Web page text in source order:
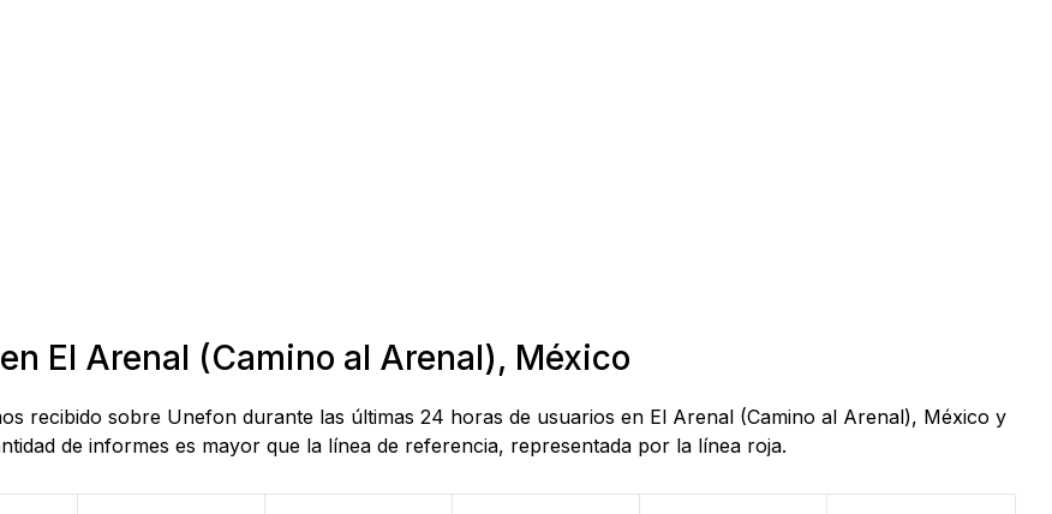
El Arenal (Camino al Arenal), México
recibido sobre Unefon durante las últimas 24 horas de usuarios en El Arenal (Camino al Arenal), México y
de informes es mayor que la línea de referencia, representada por la línea roja.